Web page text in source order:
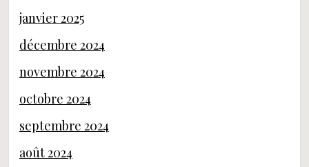
janvier 2025
décembre 2024
novembre 2024
octobre 2024
septembre 2024
août 2024